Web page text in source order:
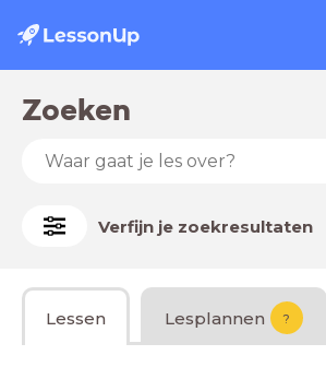
Zoeken
Verfijn je zoekresultaten
Lessen Lesplannen ?